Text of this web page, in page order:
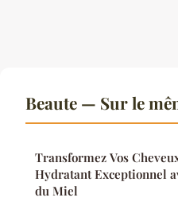
Beaute — Sur le
Transformez Vos
Hydratant Exceptionnel
du Miel